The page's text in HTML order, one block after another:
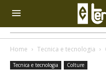
Home Tecnica e tecnologia
Tecnica e tecnologia Colture